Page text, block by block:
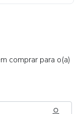
comprar para o(a)